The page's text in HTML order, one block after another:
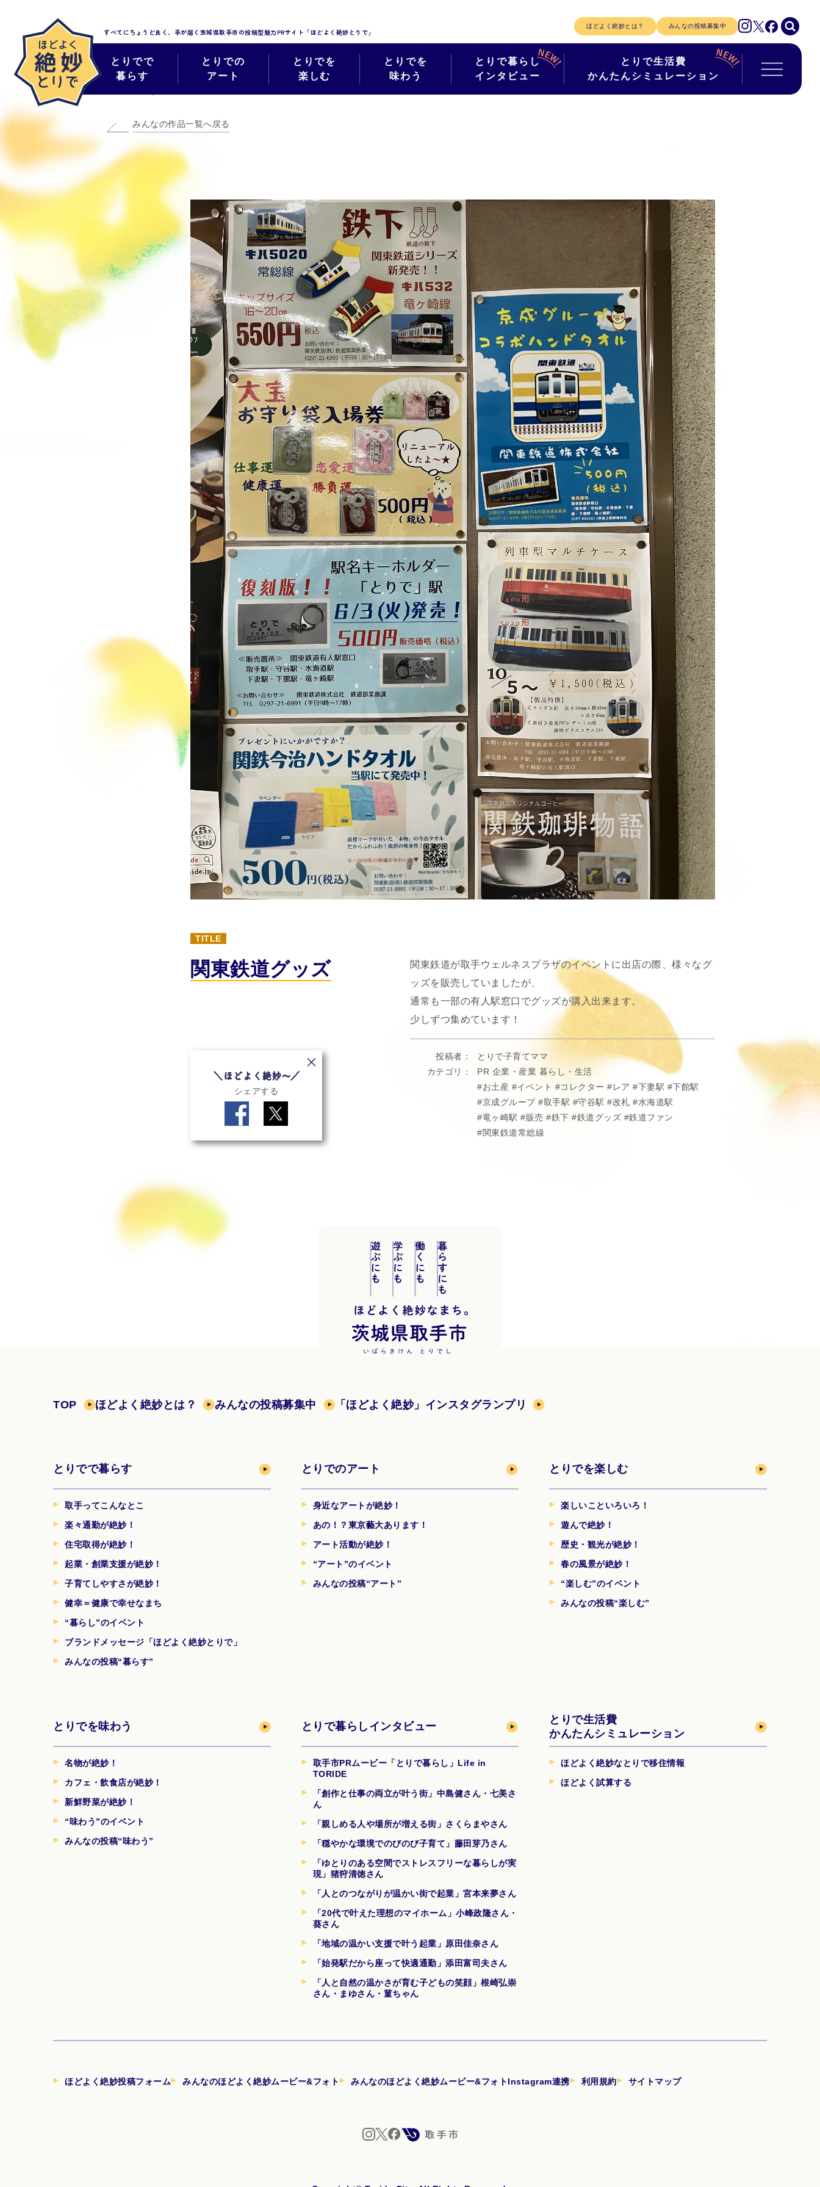
すべてにちょうど良く、手が届く 茨城県取手市の投稿型魅力PRサイト「ほどよく絶妙とりで」
ほどよく絶妙とは？ みんなの投稿募集中
とりでで
暮らす
とりでの
アート
とりでを
楽しむ
とりでを
味わう
とりで暮らし
インタビュー
とりで生活費
かんたんシミュレーション
みんなのほどよく絶妙フォト
みんなの作品一覧へ戻る
TITLE
関東鉄道グッズ
関東鉄道が取手ウェルネスプラザのイベントに出店の際、様々なグ
ッズを販売していましたが、
通常も一部の有人駅窓口でグッズが購入出来ます。
少しずつ集めています！
シェアする
投稿者
とりで子育てママ
カテゴリ
PR 企業・産業 暮らし・生活
お土産
イベント コレクター レア 下妻駅
下館駅
京成グループ
取手駅 守谷駅 改札
水海道駅
竜ヶ崎駅
販売 鉄下 鉄道グッズ
鉄道ファン
関東鉄道常総線
TOP ほどよく絶妙とは？ みんなの投稿募集中 「ほどよく絶妙」インスタグランプリ
とりでで暮らす
取手ってこんなとこ
楽々通勤が絶妙！
住宅取得が絶妙！
起業・創業支援が絶妙！
子育てしやすさが絶妙！
健幸＝健康で幸せなまち
“暮らし”のイベント
ブランドメッセージ「ほどよく絶妙とりで」
みんなの投稿“暮らす”
とりでのアート
身近なアートが絶妙！
あの！？東京藝大あります！
アート活動が絶妙！
“アート”のイベント
みんなの投稿“アート”
とりでを楽しむ
楽しいこといろいろ！
遊んで絶妙！
歴史・観光が絶妙！
春の風景が絶妙！
“楽しむ”のイベント
みんなの投稿“楽しむ”
とりでを味わう
名物が絶妙！
カフェ・飲食店が絶妙！
新鮮野菜が絶妙！
“味わう”のイベント
みんなの投稿“味わう”
とりで暮らしインタビュー
取手市PRムービー「とりで暮らし」Life in
TORIDE
「創作と仕事の両立が叶う街」中島健さん・七美さ
ん
「親しめる人や場所が増える街」さくらまやさん
「穏やかな環境でのびのび子育て」藤田芽乃さん
「ゆとりのある空間でストレスフリーな暮らしが実
現」猪狩清徳さん
「人とのつながりが温かい街で起業」宮本来夢さん
「20代で叶えた理想のマイホーム」小峰政隆さん・
葵さん
「地域の温かい支援で叶う起業」原田佳奈さん
「始発駅だから座って快適通勤」添田富司夫さん
「人と自然の温かさが育む子どもの笑顔」根崎弘崇
さん・まゆさん・菫ちゃん
とりで生活費
かんたんシミュレーション
ほどよく絶妙なとりで移住情報
ほどよく試算する
ほどよく絶妙投稿フォーム みんなのほどよく絶妙ムービー&フォト みんなのほどよく絶妙ムービー&フォトInstagram連携 利用規約 サイトマップ